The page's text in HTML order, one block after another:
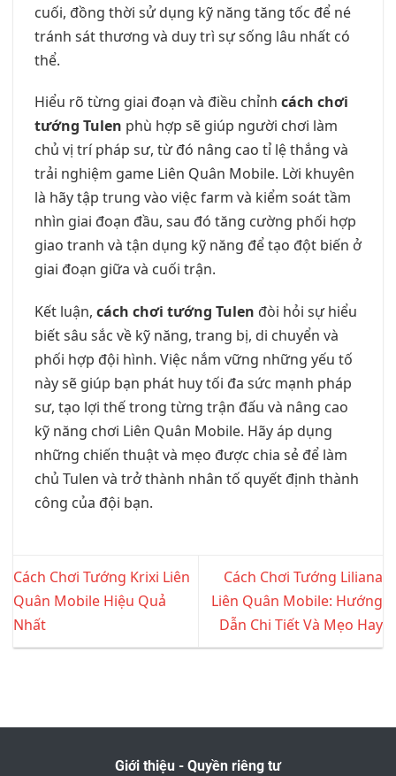
cuối, đồng thời sử dụng kỹ năng tăng tốc để né
tránh sát thương và duy trì sự sống lâu nhất có
thể.
Hiểu rõ từng giai đoạn và điều chỉnh cách chơi
tướng Tulen phù hợp sẽ giúp người chơi làm
chủ vị trí pháp sư, từ đó nâng cao tỉ lệ thắng và
trải nghiệm game Liên Quân Mobile. Lời khuyên
là hãy tập trung vào việc farm và kiểm soát tầm
nhìn giai đoạn đầu, sau đó tăng cường phối hợp
giao tranh và tận dụng kỹ năng để tạo đột biến ở
giai đoạn giữa và cuối trận.
Kết luận, cách chơi tướng Tulen đòi hỏi sự hiểu
biết sâu sắc về kỹ năng, trang bị, di chuyển và
phối hợp đội hình. Việc nắm vững những yếu tố
này sẽ giúp bạn phát huy tối đa sức mạnh pháp
sư, tạo lợi thế trong từng trận đấu và nâng cao
kỹ năng chơi Liên Quân Mobile. Hãy áp dụng
những chiến thuật và mẹo được chia sẻ để làm
chủ Tulen và trở thành nhân tố quyết định thành
công của đội bạn.
Cách Chơi Tướng Krixi Liên
Quân Mobile Hiệu Quả
Nhất
Cách Chơi Tướng Liliana
Liên Quân Mobile: Hướng
Dẫn Chi Tiết Và Mẹo Hay
Giới thiệu - Quyền riêng tư